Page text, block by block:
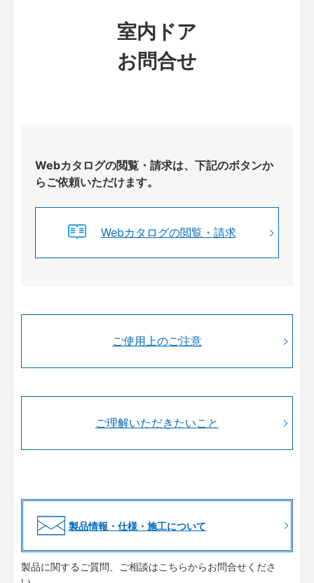
室内ドア
お問合せ
Webカタログの閲覧・請求は、下記のボタンか
らご依頼いただけます。
Webカタログの閲覧・請求
ご使用上のご注意
ご理解いただきたいこと
製品情報・仕様・施工について
製品に関するご質問、ご相談はこちらからお問合せくださ